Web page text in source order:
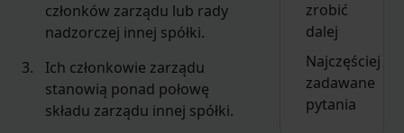
członków zarządu lub rady
nadzorczej innej spółki.
Ich członkowie zarządu
stanowią ponad połowę
składu zarządu innej spółki.
zrobić
dalej
Najczęściej
zadawane
pytania